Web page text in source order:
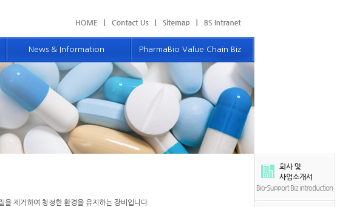
News & Information
GMP 뉴스 및 정보
BS 뉴스 및 소식
Advanced GMP Communication
PharmaBio Value Chain Biz
밸류체인 사업소개
우리의 파트너
제품 및 서비스
컴퓨터화시스템
제거하여 청정한 환경을 유지하는 장비입니다.